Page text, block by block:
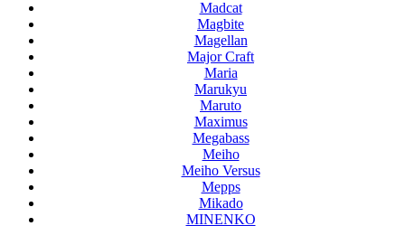
Madcat
Magbite
Magellan
Major Craft
Maria
Marukyu
Maruto
Maximus
Megabass
Meiho
Meiho Versus
Mepps
Mikado
MINENKO